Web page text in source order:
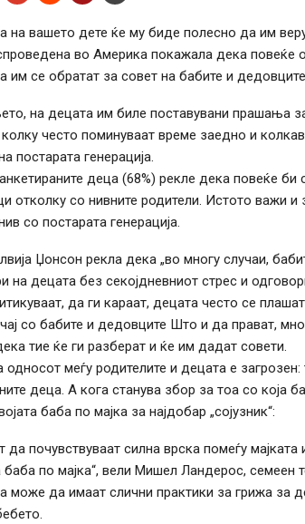
на вашето дете ќе му биде полесно да им
во Америка покажала дека повеќе
им се обратат за совет на бабите и
на децата им биле поставувани прашања
често поминуваат време заедно и
постарата генерација.
деца (68%) рекле дека повеќе би
отколку со нивните родители. Истото важи и
со постарата генерација.
Џонсон рекла дека „во многу случаи,
на децата без секојдневниот стрес и
да ги караат, децата често се
со бабите и дедовците Што и да прават,
тие ќе ги разберат и ќе им дадат совети.
меѓу родителите и децата е загрозен:
деца. А кога станува збор за тоа со која
баба по мајка за најдобар „сојузник“:
почувствуваат силна врска помеѓу
баба по мајка“, вели Мишел Ландерос, семеен
може да имаат слични практики за грижа за